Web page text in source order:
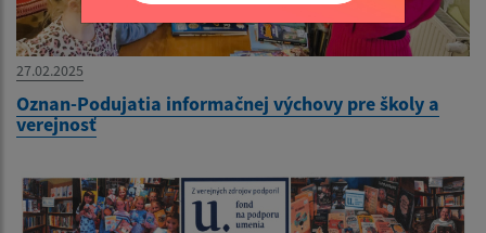
27.02.2025
Oznan-Podujatia informačnej výchovy pre školy a
verejnosť